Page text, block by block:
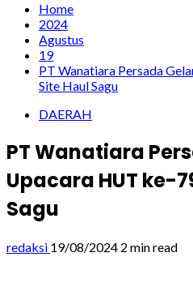
Home
2024
Agustus
19
PT Wanatiara Persada
Site Haul Sagu
DAERAH
PT Wanatiara
Upacara HUT ke-
Sagu
redaksi 19/08/2024 2 min read